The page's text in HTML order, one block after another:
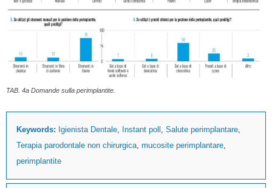
TAB. 4a Domande sulla perimplantite.
Keywords: Igienista Dentale Instant poll Salute perimplantare
Terapia parodontale non chirurgica mucosite perimplantare
perimplantite